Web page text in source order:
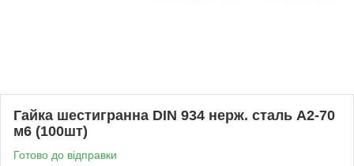
Гайка шестигранна DIN 934 нерж. сталь А2-70
м6 (100шт)
Готово до відправки